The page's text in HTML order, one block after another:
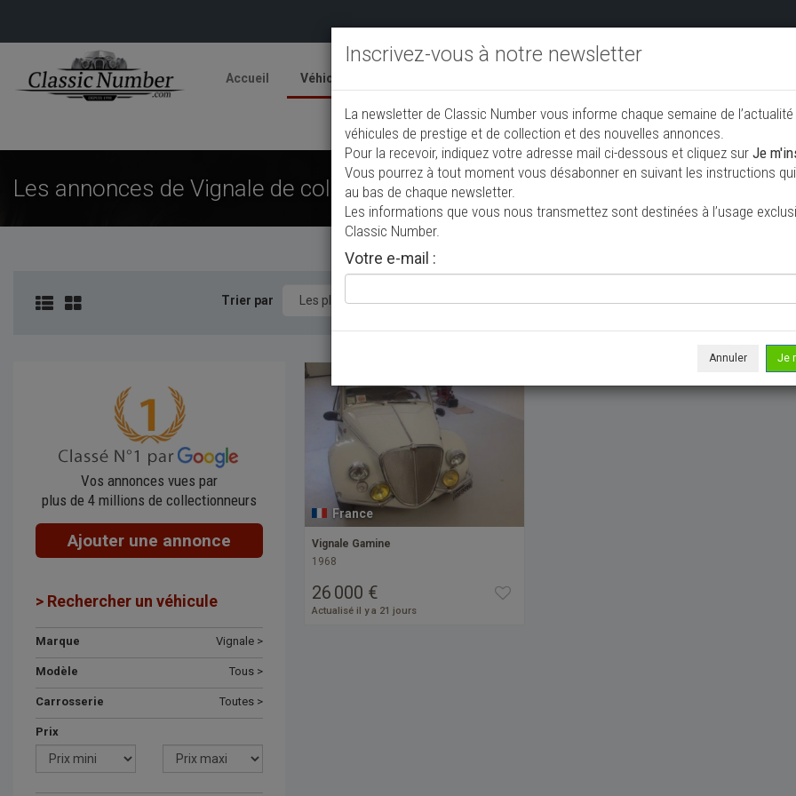
Accueil Véhicules
Ajouter une annonce
Les annonces de Vignale de collection à vendre
Trier par
Vos annonces vues par
plus de 4 millions de collectionneurs
Ajouter une annonce
> Rechercher un véhicule
Marque Vignale >
Modèle Tous >
Carrosserie Toutes >
Prix
France
Vignale Gamine
1968
26 000 €
Actualisé il y a 21 jours
Inscrivez-vous à notre newsletter
La newsletter de Classic Number vous informe chaque semaine de
véhicules de prestige et de collection et des nouvelles annonces.
Pour la recevoir, indiquez votre adresse mail ci-dessous et cliquez sur Je
Vous pourrez à tout moment vous désabonner en suivant les instructions
au bas de chaque newsletter.
Les informations que vous nous transmettez sont destinées à l’usage
Classic Number.
Votre e-mail :
Annuler Je